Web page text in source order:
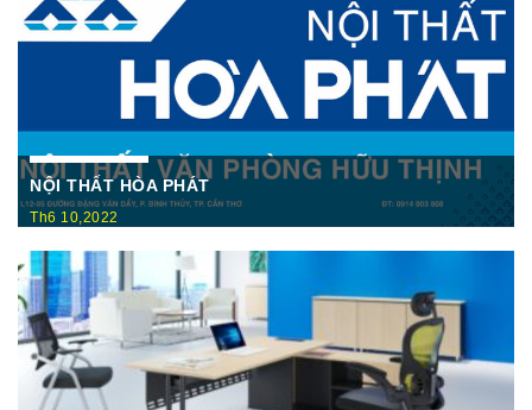
NỘI THẤT HÒA PHÁT
Th6 10,2022
Nội Thất Hòa Phátt Cần Thơ Là nơi trưng bày và cung cấp
các sản phẩm như: Bàn văn phòng, ghế xoay văn phòng, tủ hồ
sơ, két sắt,…Của cty CP Nội Thất Hòa Phát( Nội thất The
One) có địa ...